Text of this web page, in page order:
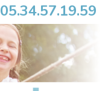
05.34.57.19.59